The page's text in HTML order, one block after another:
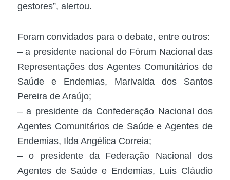
gestores”, alertou.
Foram convidados para o debate, entre outros:
– a presidente nacional do Fórum Nacional das
Representações dos Agentes Comunitários de
Saúde e Endemias, Marivalda dos Santos
Pereira de Araújo;
– a presidente da Confederação Nacional dos
Agentes Comunitários de Saúde e Agentes de
Endemias, Ilda Angélica Correia;
– o presidente da Federação Nacional dos
Agentes de Saúde e Endemias, Luís Cláudio